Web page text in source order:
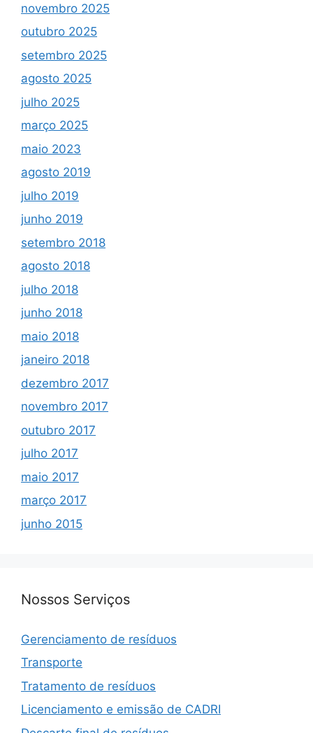
novembro 2025
outubro 2025
setembro 2025
agosto 2025
julho 2025
março 2025
maio 2023
agosto 2019
julho 2019
junho 2019
setembro 2018
agosto 2018
julho 2018
junho 2018
maio 2018
janeiro 2018
dezembro 2017
novembro 2017
outubro 2017
julho 2017
maio 2017
março 2017
junho 2015
Nossos Serviços
Gerenciamento de resíduos
Transporte
Tratamento de resíduos
Licenciamento e emissão de CADRI